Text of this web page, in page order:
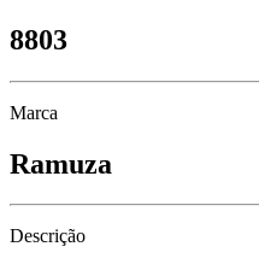
8803
Marca
Ramuza
Descrição